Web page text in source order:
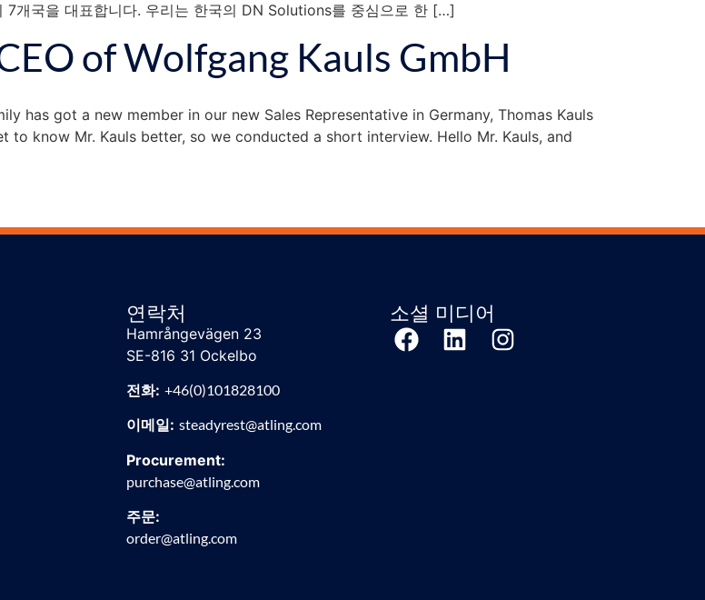
개국을 대표합니다. 우리는 한국의 DN Solutions를 중심으로 한 […]
of Wolfgang Kauls GmbH
has got a new member in our new Sales Representative in Germany, Thomas Kauls
know Mr. Kauls better, so we conducted a short interview. Hello Mr. Kauls, and
연락처
Hamrångevägen 23
SE-816 31 Ockelbo
전화: +46(0)101828100
이메일: steadyrest@atling.com
Procurement:
purchase@atling.com
주문:
order@atling.com
소셜 미디어